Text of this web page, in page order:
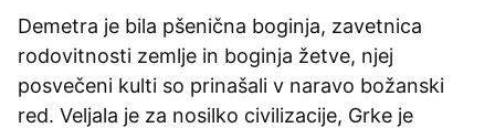
Demetra je bila pšenična boginja, zavetnica
rodovitnosti zemlje in boginja žetve, njej
posvečeni kulti so prinašali v naravo božanski
red. Veljala je za nosilko civilizacije, Grke je